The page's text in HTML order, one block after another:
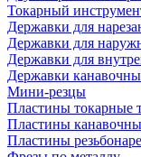
Токарный
Державки для
Державки для
Державки для
Державки
Мини-резцы
Пластины токарные
Пластины
Пластины